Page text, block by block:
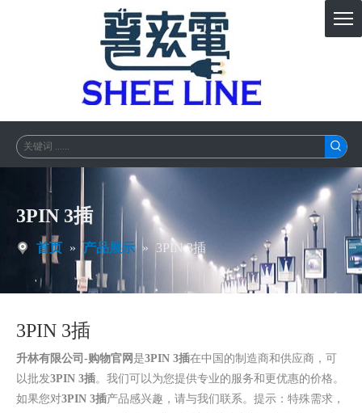
3PIN 3插
首页 » 产品展示 » 3PIN 3插
3PIN 3插
升林有限公司-购物官网 是3PIN 3插在中国的制造商和供应商，可
以批发3PIN 3插。我们可以为您提供专业的服务和更优惠的价格。
如果您对3PIN 3插产品感兴趣，请与我们联系。提示：特殊需求，